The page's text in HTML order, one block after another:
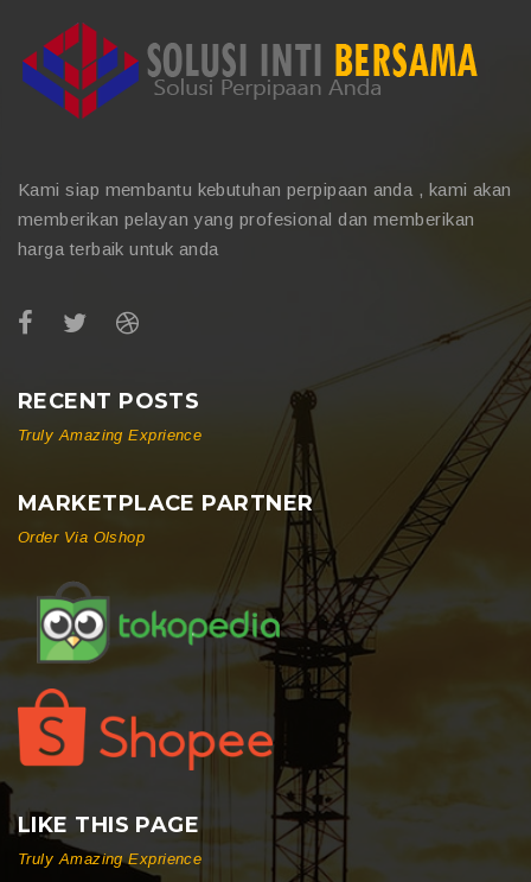
Kami siap membantu kebutuhan perpipaan anda , kami akan
memberikan pelayan yang profesional dan memberikan
harga terbaik untuk anda
RECENT POSTS
Truly Amazing Exprience
MARKETPLACE PARTNER
Order Via Olshop
LIKE THIS PAGE
Truly Amazing Exprience